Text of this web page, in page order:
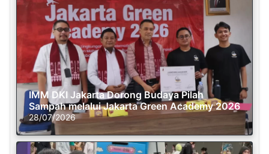
IMM DKI Jakarta Dorong Budaya Pilah
Sampah melalui Jakarta Green Academy 2026
28/07/2026